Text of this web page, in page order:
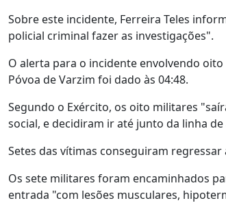
Sobre este incidente, Ferreira Teles
policial criminal fazer as investigações".
O alerta para o incidente envolvendo
Póvoa de Varzim foi dado às 04:48.
Segundo o Exército, os oito militares
social, e decidiram ir até junto da linha
Setes das vítimas conseguiram
Os sete militares foram encaminhados
entrada "com lesões musculares,